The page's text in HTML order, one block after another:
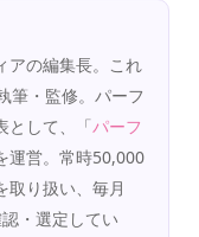
アの編集長。これ
筆・監修。パーフ
として、「パーフ
運営。常時50,000
取り扱い、毎月
・選定してい